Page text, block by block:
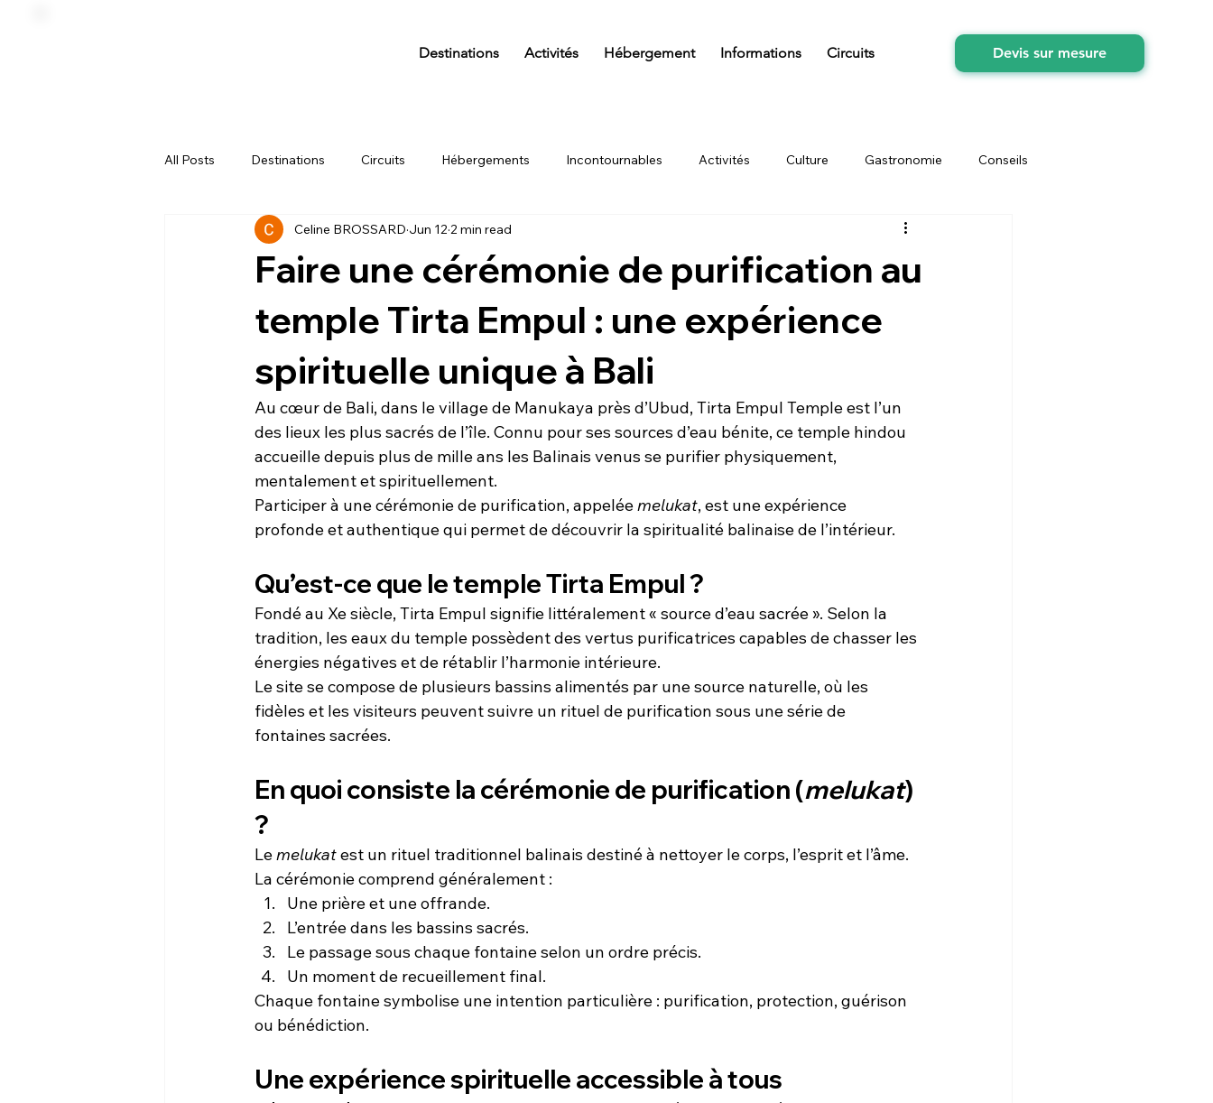
Destinations Activités Hébergement Informations Circuits Devis sur mesure
All Posts Destinations Circuits Hébergements Incontournables Activités Culture Gastronomie Conseils
Écotourisme Bien-être Aventure Traditions
Faire une cérémonie de purification au
temple Tirta Empul : une expérience
spirituelle unique à Bali
Celine BROSSARD Jun 12 2 min read
Au cœur de Bali, dans le village de Manukaya près d’Ubud, Tirta Empul Temple est l’un
des lieux les plus sacrés de l’île. Connu pour ses sources d’eau bénite, ce temple hindou
accueille depuis plus de mille ans les Balinais venus se purifier physiquement,
mentalement et spirituellement.
Participer à une cérémonie de purification, appelée melukat, est une expérience
profonde et authentique qui permet de découvrir la spiritualité balinaise de l’intérieur.
Qu’est-ce que le temple Tirta Empul ?
Fondé au Xe siècle, Tirta Empul signifie littéralement « source d’eau sacrée ». Selon la
tradition, les eaux du temple possèdent des vertus purificatrices capables de chasser les
énergies négatives et de rétablir l’harmonie intérieure.
Le site se compose de plusieurs bassins alimentés par une source naturelle, où les
fidèles et les visiteurs peuvent suivre un rituel de purification sous une série de
fontaines sacrées.
En quoi consiste la cérémonie de purification (melukat)
?
Le melukat est un rituel traditionnel balinais destiné à nettoyer le corps, l’esprit et l’âme.
La cérémonie comprend généralement :
Une prière et une offrande.
L’entrée dans les bassins sacrés.
Le passage sous chaque fontaine selon un ordre précis.
Un moment de recueillement final.
Chaque fontaine symbolise une intention particulière : purification, protection, guérison
ou bénédiction.
Une expérience spirituelle accessible à tous